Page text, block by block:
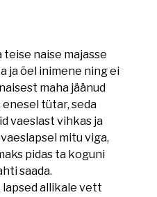
teise naise majasse
ja õel inimene ning ei
maha jäänud
tütar, seda
vaeslast vihkas ja
mitu viga,
pidas ta koguni
saada.
lapsed allikale vett